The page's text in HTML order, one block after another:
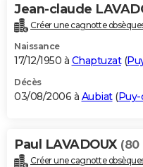
Jean-claude
Créer une cagnotte
Naissance
17/12/1950 à Chaptuzat(
Décès
03/08/2006 à Aubiat(
Paul LAVADOUX (80
Créer une cagnotte